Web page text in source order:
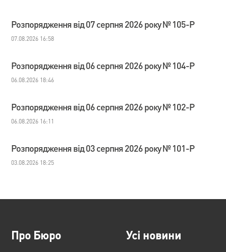
Розпорядження від 07 серпня 2026 року № 105-Р
07.08.2026 16:58
Розпорядження від 06 серпня 2026 року № 104-Р
06.08.2026 18:46
Розпорядження від 06 серпня 2026 року № 102-Р
06.08.2026 16:11
Розпорядження від 03 серпня 2026 року № 101-Р
03.08.2026 18:25
Про Бюро Усі новини